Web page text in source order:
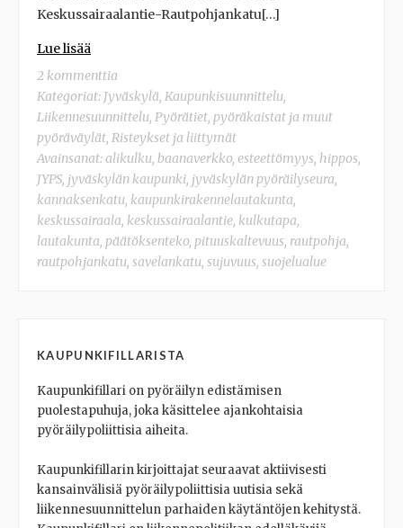
Keskussairaalantie-Rautpohjankatu[…]
Lue lisää
2 kommenttia
Kategoriat: Jyväskylä, Kaupunkisuunnittelu,
Liikennesuunnittelu, Pyörätiet, pyöräkaistat ja muut
pyöräväylät, Risteykset ja liittymät
Avainsanat:alikulku, baanaverkko, esteettömyys, hippos,
JYPS, jyväskylän kaupunki, jyväskylän pyöräilyseura,
kannaksenkatu, kaupunkirakennelautakunta,
keskussairaala, keskussairaalantie, kulkutapa,
lautakunta, päätöksenteko, pituuskaltevuus, rautpohja,
rautpohjankatu, savelankatu, sujuvuus, suojelualue
KAUPUNKIFILLARISTA
Kaupunkifillari on pyöräilyn edistämisen
puolestapuhuja, joka käsittelee ajankohtaisia
pyöräilypoliittisia aiheita.
Kaupunkifillarin kirjoittajat seuraavat aktiivisesti
kansainvälisiä pyöräilypoliittisia uutisia sekä
liikennesuunnittelun parhaiden käytäntöjen kehitystä.